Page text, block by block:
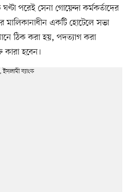
পরেই সেনা গোয়েন্দা কর্মকর্তাদের
মালিকানাধীন একটি হোটেলে সভা
ঠিক করা হয়, পদত্যাগ করা
কারা হবেন।